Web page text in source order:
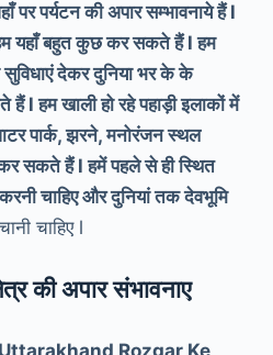
पर पर्यटन की अपार सम्भावनाये हैं l
यहाँ बहुत कुछ कर सकते हैं l हम
सुविधाएं देकर दुनिया भर के के
l हम खाली हो रहे पहाड़ी इलाकों में
पार्क, झरने, मनोरंजन स्थल
सकते हैं l हमें पहले से ही स्थित
चाहिए और दुनियां तक देवभूमि
चाहिए l
की अपार संभावनाए